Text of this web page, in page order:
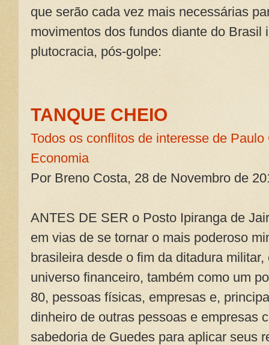
que serão cada vez mais necessárias
movimentos dos fundos diante do Brasil
plutocracia, pós-golpe:
TANQUE CHEIO
Todos os conflitos de interesse de
Economia
Por Breno Costa, 28 de Novembro de
ANTES DE SER o Posto Ipiranga de
em vias de se tornar o mais poderoso
brasileira desde o fim da ditadura
universo financeiro, também como um
80, pessoas físicas, empresas e,
dinheiro de outras pessoas e empresas
sabedoria de Guedes para aplicar seus